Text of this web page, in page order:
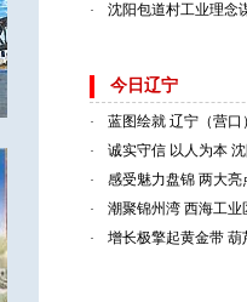
·
沈阳包道村工业理念
今日辽宁
·
蓝图绘就 辽宁（营
·
诚实守信 以人为本
·
感受魅力盘锦 两大亮
·
潮聚锦州湾 西海工业
·
增长极擎起黄金带